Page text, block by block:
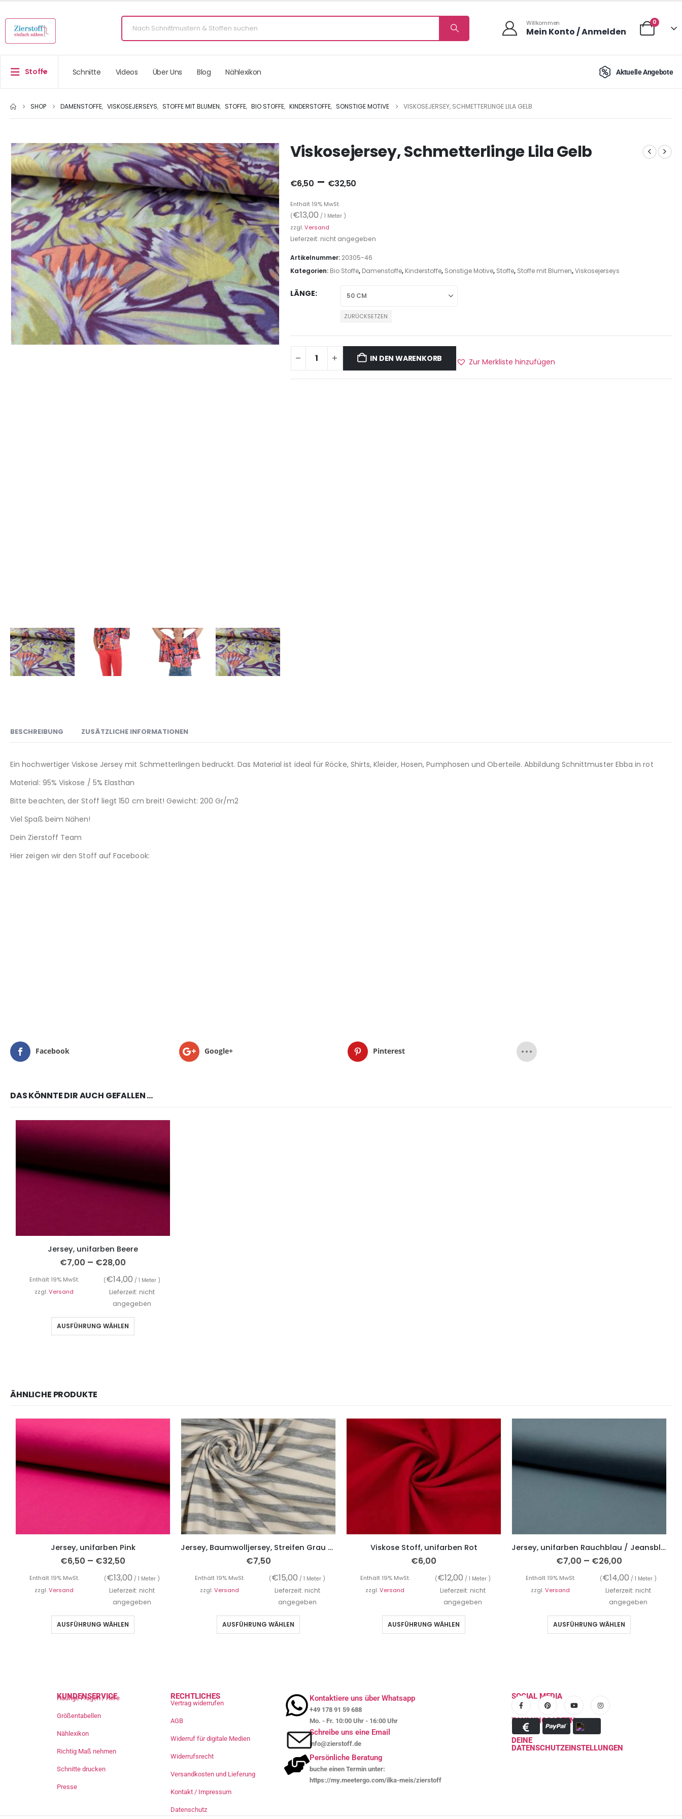
Willkommen
Mein Konto / Anmelden
0
Stoffe Schnitte Videos Über Uns Blog Nählexikon Aktuelle Angebote
SHOP DAMENSTOFFE, VISKOSEJERSEYS, STOFFE MIT BLUMEN, STOFFE, BIO STOFFE, KINDERSTOFFE, SONSTIGE MOTIVE VISKOSEJERSEY, SCHMETTERLINGE LILA GELB
Viskosejersey, Schmetterlinge Lila Gelb
€6,50 – €32,50
Enthält 19% MwSt.
(€13,00 / 1 Meter )
zzgl.Versand
Lieferzeit: nicht angegeben
Artikelnummer: 20305-46
Kategorien: Bio Stoffe, Damenstoffe, Kinderstoffe, Sonstige Motive, Stoffe, Stoffe mit Blumen,Viskosejerseys
LÄNGE
ZURÜCKSETZEN
IN DEN WARENKORB Zur Merkliste hinzufügen
BESCHREIBUNG ZUSÄTZLICHE INFORMATIONEN
Ein hochwertiger Viskose Jersey mit Schmetterlingen bedruckt. Das Material ist ideal für Röcke, Shirts, Kleider, Hosen, Pumphosen und Oberteile. Abbildung Schnittmuster Ebba in rot
Material: 95% Viskose / 5% Elasthan
Bitte beachten, der Stoff liegt 150 cm breit! Gewicht: 200 Gr/m2
Viel Spaß beim Nähen!
Dein Zierstoff Team
Hier zeigen wir den Stoff auf Facebook:
Facebook Google+ Pinterest
DAS KÖNNTE DIR AUCH GEFALLEN …
Jersey, unifarben Beere
€7,00 – €28,00
Enthält 19% MwSt. (€14,00 / 1 Meter )
zzgl.Versand
Lieferzeit: nicht
angegeben
AUSFÜHRUNG WÄHLEN
ÄHNLICHE PRODUKTE
Jersey, unifarben Pink
€6,50 – €32,50
Enthält 19% MwSt. (€13,00 / 1 Meter )
zzgl.Versand
Lieferzeit: nicht
angegeben
AUSFÜHRUNG WÄHLEN
Jersey, Baumwolljersey, Streifen Grau Melange / Ecru
€7,50
Enthält 19% MwSt. (€15,00 / 1 Meter )
zzgl.Versand
Lieferzeit: nicht
angegeben
AUSFÜHRUNG WÄHLEN
Viskose Stoff, unifarben Rot
€6,00
Enthält 19% MwSt. (€12,00 / 1 Meter )
zzgl.Versand
Lieferzeit: nicht
angegeben
AUSFÜHRUNG WÄHLEN
Jersey, unifarben Rauchblau / Jeansblau
€7,00 – €26,00
Enthält 19% MwSt. (€14,00 / 1 Meter )
zzgl.Versand
Lieferzeit: nicht
angegeben
AUSFÜHRUNG WÄHLEN
KUNDENSERVICE
Häufige Fragen / Hilfe
Größentabellen
Nählexikon
Richtig Maß nehmen
Schnitte drucken
Presse
RECHTLICHES
Vertrag widerrufen
AGB
Widerruf für digitale Medien
Widerrufsrecht
Versandkosten und Lieferung
Kontakt / Impressum
Datenschutz
Kontaktiere uns über Whatsapp
+49 178 91 59 688
Mo. - Fr. 10:00 Uhr - 16:00 Uhr
Schreibe uns eine Email
info@zierstoff.de
Persönliche Beratung
buche einen Termin unter:
https://my.meetergo.com/ilka-meis/zierstoff
SOCIAL MEDIA
ZAHLUNGSARTEN
DEINE
DATENSCHUTZEINSTELLUNGEN